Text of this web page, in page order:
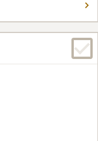
い方も申し込むことがで
っているので、車いすの
て利用いただけます。
らのアクセスがめちゃく